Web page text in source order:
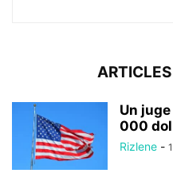
Un
000
Rizlene -